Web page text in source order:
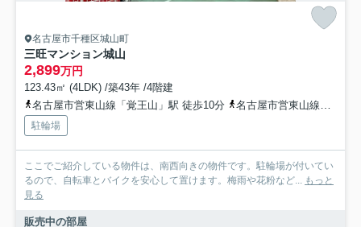
名古屋市千種区城山町
三旺マンション城山
2,899万円
123.43㎡ (4LDK) /築43年 /4階建
名古屋市営東山線「覚王山」駅 徒歩10分
名古屋市営東山線「本山」駅 徒歩13分
駐輪場
ここでご紹介している物件は、南西向きの物件です。駐輪場が付いてい
るので、自転車とバイクを安心して置けます。梅雨や花粉など... もっと
見る
販売中の部屋